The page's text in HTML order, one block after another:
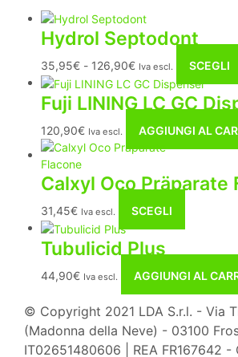
Hydrol Septodont
35,95€ - 126,90€Fascia
di
prezzo:
35,95€
a
Iva escl. SCEGLI
Fuji LINING LC GC
120,90€ Iva escl. AGGIUNGI AL
Calxyl Oco Präparate
31,45€ Iva escl. SCEGLI
prodotto
varianti.
Le
opzioni
possono
essere
Tubulicid Plus
44,90€ Iva escl. AGGIUNGI AL
© Copyright 2021 LDA S.r.l. - Via
(Madonna della Neve) - 03100
IT02651480606 | REA FR167642